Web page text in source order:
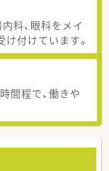
科、眼科をメイ
付けています。
間程で、働きや